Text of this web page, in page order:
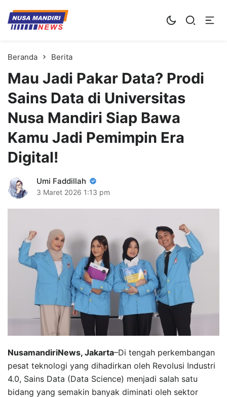
Kampus Digital Bisnis
Universitas Nusa Mandiri
Beranda Berita
Mau Jadi Pakar Data? Prodi
Sains Data di Universitas
Nusa Mandiri Siap Bawa
Kamu Jadi Pemimpin Era
Digital!
Umi Faddillah
3 Maret 2026 1:13 pm
NusamandiriNews, Jakarta–Di tengah perkembangan
pesat teknologi yang dihadirkan oleh Revolusi Industri
4.0, Sains Data (Data Science) menjadi salah satu
bidang yang semakin banyak diminati oleh sektor